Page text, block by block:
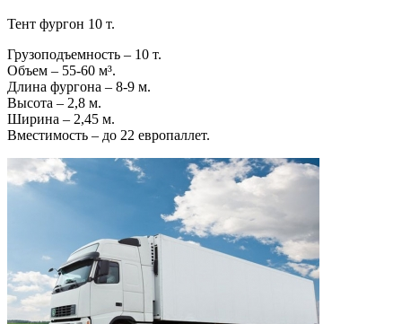
Тент фургон 10 т.
Грузоподъемность – 10 т.
Объем – 55-60 м³.
Длина фургона – 8-9 м.
Высота – 2,8 м.
Ширина – 2,45 м.
Вместимость – до 22 европаллет.